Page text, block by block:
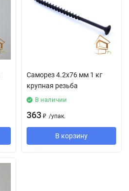
Саморез 4.2х76 мм 1 кг
крупная резьба
В наличии
363 ₽ /упак.
В корзину